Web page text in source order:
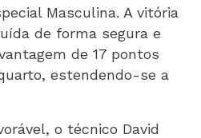
Masculina. A vitória
de forma segura e
de 17 pontos
estendendo-se a
o técnico David